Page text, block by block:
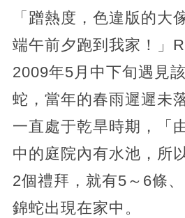
「蹭熱度，色違版的大
端午前夕跑到我家！」
2009年5月中下旬遇見
蛇，當年的春雨遲遲未
一直處于乾旱時期，「
中的庭院內有水池，所
2個禮拜，就有5～6條
錦蛇出現在家中。